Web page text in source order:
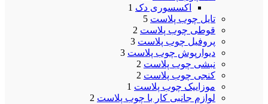
اکسسوری دک 1
تایل چوب پلاست 5
قوطی چوب پلاست 2
پروفیل چوب پلاست 3
دیوارپوش چوب پلاست 3
نبشی چوب پلاست 2
کنجی چوب پلاست 2
موزاییک چوب پلاست 1
لوازم جانبی کار با چوب پلاست 2